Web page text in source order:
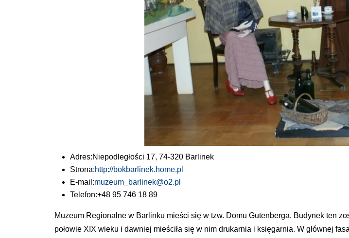
Adres:Niepodległości 17, 74-320 Barlinek
Strona:http://bokbarlinek.home.pl
E-mail:muzeum_barlinek@o2.pl
Telefon:+48 95 746 18 89
Muzeum Regionalne w Barlinku mieści się w tzw. Domu Gutenberga. Budynek ten
połowie XIX wieku i dawniej mieściła się w nim drukarnia i księgarnia. W głównej